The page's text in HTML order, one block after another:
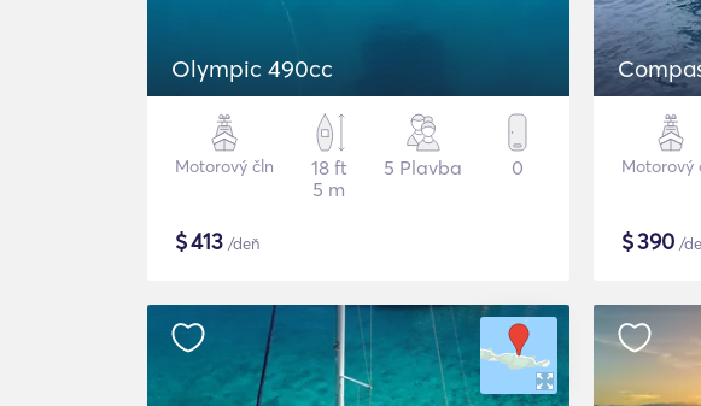
Olympic 490cc
Motorový čln
18 ft
5 m
5 Plavba 0
$413 /deň
Motorový
$390 /